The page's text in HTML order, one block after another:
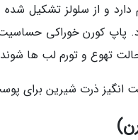
دارد و از سلولز تشکیل
تهوع و تورم لب ها
انگیز ذرت شیرین برای